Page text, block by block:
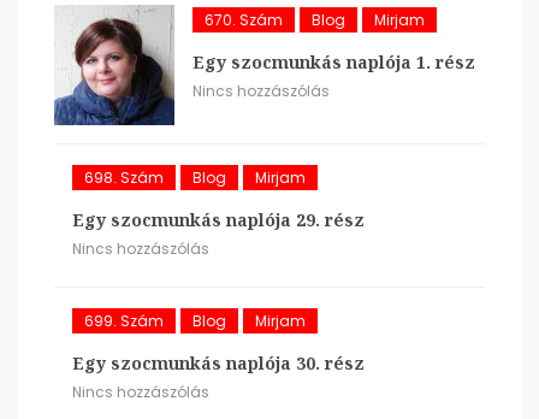
670. Szám Blog Mirjam
Egy szocmunkás naplója 1. rész
Nincs hozzászólás
698. Szám Blog Mirjam
Egy szocmunkás naplója 29. rész
Nincs hozzászólás
699. Szám Blog Mirjam
Egy szocmunkás naplója 30. rész
Nincs hozzászólás